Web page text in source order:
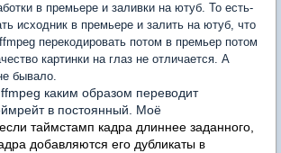
в премьере и заливки на ютуб. То есть-
исходник в премьере и залить на ютуб, что
перекодировать потом в премьер потом
картинки на глаз не отличается. А
бывало.
каким образом переводит
в постоянный. Моё
если таймстамп кадра длиннее заданного,
добавляются его дубликаты в